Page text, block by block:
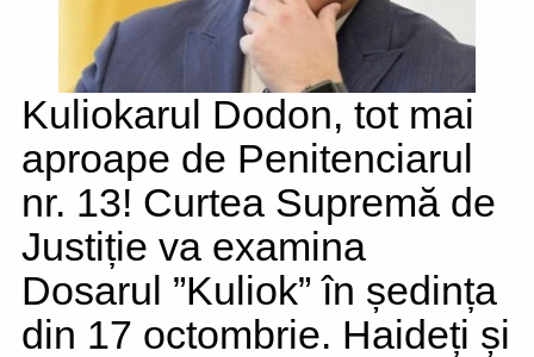
Kuliokarul Dodon, tot mai
aproape de Penitenciarul
nr. 13! Curtea Supremă de
Justiție va examina
Dosarul ”Kuliok” în ședința
din 17 octombrie. Haideți și